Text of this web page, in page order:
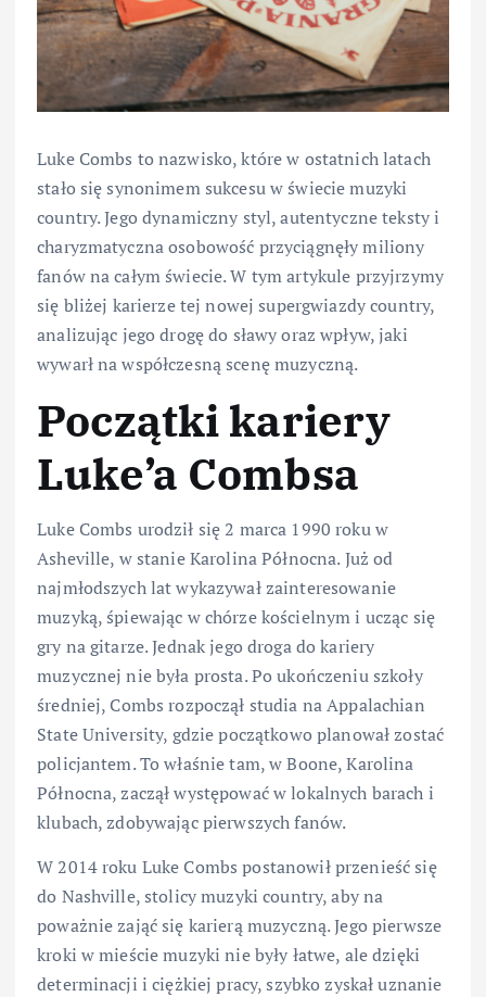
Luke Combs to nazwisko, które w ostatnich latach
stało się synonimem sukcesu w świecie muzyki
country. Jego dynamiczny styl, autentyczne teksty i
charyzmatyczna osobowość przyciągnęły miliony
fanów na całym świecie. W tym artykule przyjrzymy
się bliżej karierze tej nowej supergwiazdy country,
analizując jego drogę do sławy oraz wpływ, jaki
wywarł na współczesną scenę muzyczną.
Początki kariery
Luke’a Combsa
Luke Combs urodził się 2 marca 1990 roku w
Asheville, w stanie Karolina Północna. Już od
najmłodszych lat wykazywał zainteresowanie
muzyką, śpiewając w chórze kościelnym i ucząc się
gry na gitarze. Jednak jego droga do kariery
muzycznej nie była prosta. Po ukończeniu szkoły
średniej, Combs rozpoczął studia na Appalachian
State University, gdzie początkowo planował zostać
policjantem. To właśnie tam, w Boone, Karolina
Północna, zaczął występować w lokalnych barach i
klubach, zdobywając pierwszych fanów.
W 2014 roku Luke Combs postanowił przenieść się
do Nashville, stolicy muzyki country, aby na
poważnie zająć się karierą muzyczną. Jego pierwsze
kroki w mieście muzyki nie były łatwe, ale dzięki
determinacji i ciężkiej pracy, szybko zyskał uznanie